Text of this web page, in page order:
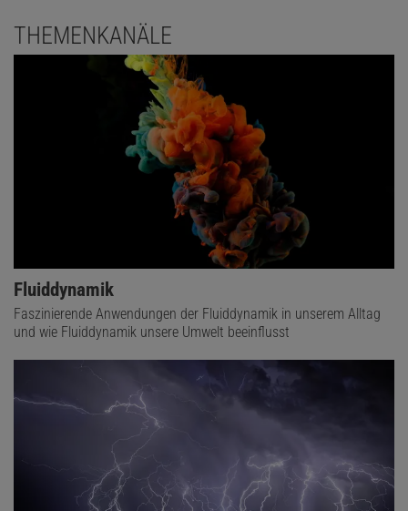
THEMENKANÄLE
Fluiddynamik
Faszinierende Anwendungen der Fluiddynamik in unserem Alltag
und wie Fluiddynamik unsere Umwelt beeinflusst